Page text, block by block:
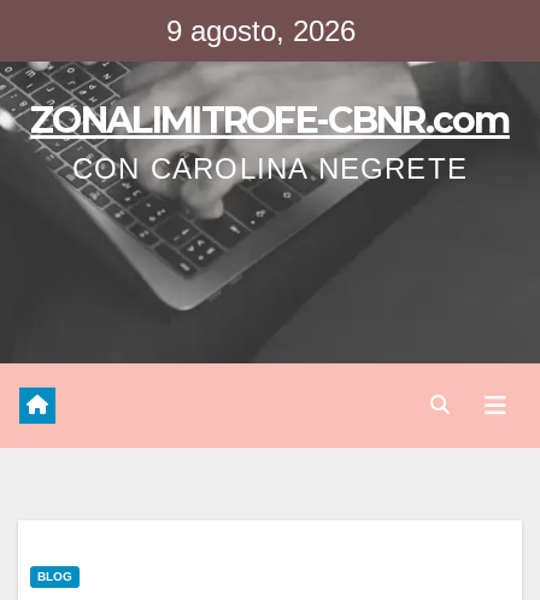
contenido
9 agosto, 2026
ZONALIMITROFE-CBNR.com
CON CAROLINA NEGRETE
BLOG